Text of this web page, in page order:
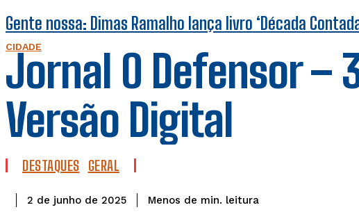
Gente nossa: Dimas Ramalho lança livro ‘Década
CIDADE
Jornal O Defensor –
Versão Digital
DESTAQUES GERAL
2 de junho de 2025 Menos de min. leitura